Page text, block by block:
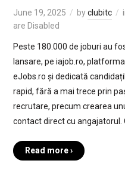
June 19, 2025 byclubitc
are Disabled
Peste 180.000 de joburi au
lansare, pe iajob.ro,
eJobs.ro și dedicată
rapid, fără a mai trece prin
recrutare, precum crearea
contact direct cu angajatorul.
Read more ›